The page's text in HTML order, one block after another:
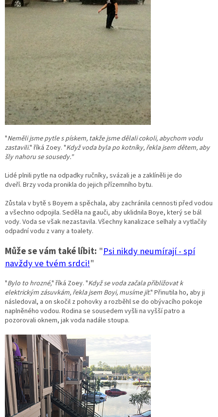
"Neměli jsme pytle s pískem, takže jsme dělali cokoli, abychom vodu
zastavili." říká Zoey. "Když voda byla po kotníky, řekla jsem dětem, aby
šly nahoru se sousedy."
Lidé plnili pytle na odpadky ručníky, svázali je a zaklíněli je do
dveří. Brzy voda pronikla do jejich přízemního bytu.
Zůstala v bytě s Boyem a spěchala, aby zachránila cennosti před vodou
a všechno odpojila. Seděla na gauči, aby uklidnila Boye, který se bál
vody. Voda se však nezastavila. Všechny kanalizace selhaly a vytlačily
odpadní vodu z vany a toalety.
Může se vám také líbit: "Psi nikdy neumírají - spí
navždy ve tvém srdci!"
"Bylo to hrozné," říká Zoey. "Když se voda začala přibližovat k
elektrickým zásuvkám, řekla jsem Boyi, musíme jít." Přinutila ho, aby ji
následoval, a on skočil z pohovky a rozběhl se do obývacího pokoje
naplněného vodou. Rodina se sousedem vyšli na vyšší patro a
pozorovali oknem, jak voda nadále stoupa.